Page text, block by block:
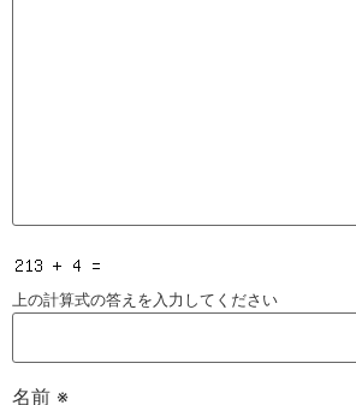
上の計算式の答えを入力してください
名前 ※